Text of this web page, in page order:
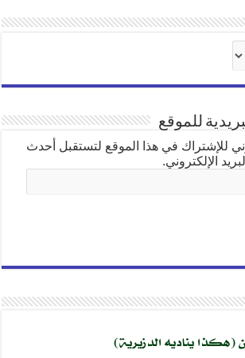
للموقع
للإشتراك في هذا الموقع لتستقبل أحدث
الإلكتروني.
(هكذا يناديه الدزيرية)